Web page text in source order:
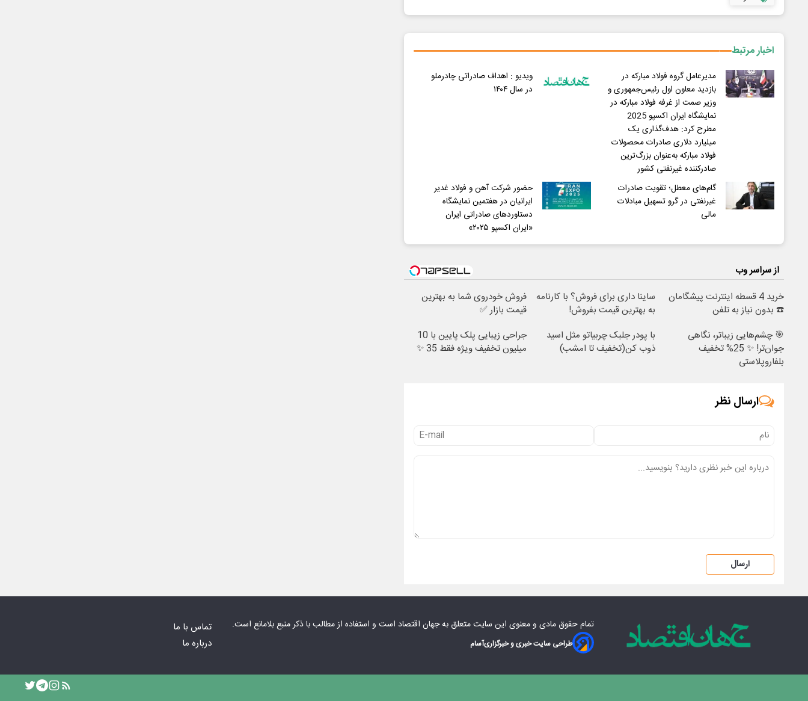
اخبار مرتبط
مدیرعامل گروه فولاد مبارکه در
بازدید معاون اول رئیس‌جمهوری و
وزیر صمت از غرفه فولاد مبارکه در
نمایشگاه ایران اکسپو 2025
مطرح کرد: هدف‌گذاری یک
میلیارد دلاری صادرات محصولات
فولاد مبارکه به‌عنوان بزرگ‌ترین
صادرکننده غیرنفتی کشور
ویدیو : اهداف صادراتی چادرملو
در سال ۱۴۰۴
گام‌های معطل؛ تقویت صادرات
غیرنفتی در گرو تسهیل مبادلات
مالی
حضور شرکت آهن و فولاد غدیر
ایرانیان در هفتمین نمایشگاه
دستاوردهای صادراتی ایران
«ایران اکسپو ۲۰۲۵»
از سراسر وب
خرید 4 قسطه اینترنت پیشگامان
☎️ بدون نیاز به تلفن
ساینا داری برای فروش؟ با کارنامه
به بهترین قیمت بفروش!
فروش خودروی شما به بهترین
قیمت بازار ✅
🎯 چشم‌هایی زیباتر، نگاهی
جوان‌تر! ✨ 25% تخفیف
بلفاروپلاستی
با پودر جلبک چربیاتو مثل اسید
ذوب کن(تخفیف تا امشب)
جراحی زیبایی پلک پایین با 10
میلیون تخفیف ویژه فقط 35 ✨
ارسال نظر
ارسال
تمام حقوق مادی‌ و معنوی این سایت متعلق بهجهان اقتصاد است و استفاده از مطالب با ذکر منبع بلامانع است.
طراحی سایت خبری و خبرگزاریآسام
تماس با ما
درباره ما